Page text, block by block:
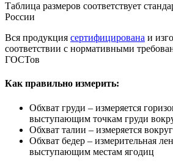
Таблица размеров соответствует
России
Вся продукция сертифицирована и
соответствии с нормативными
ГОСТов
Как правильно измерить:
Обхват груди – измеряется
выступающим точкам груди
Обхват талии – измеряется
Обхват бедер – измерительная
выступающим местам ягодиц